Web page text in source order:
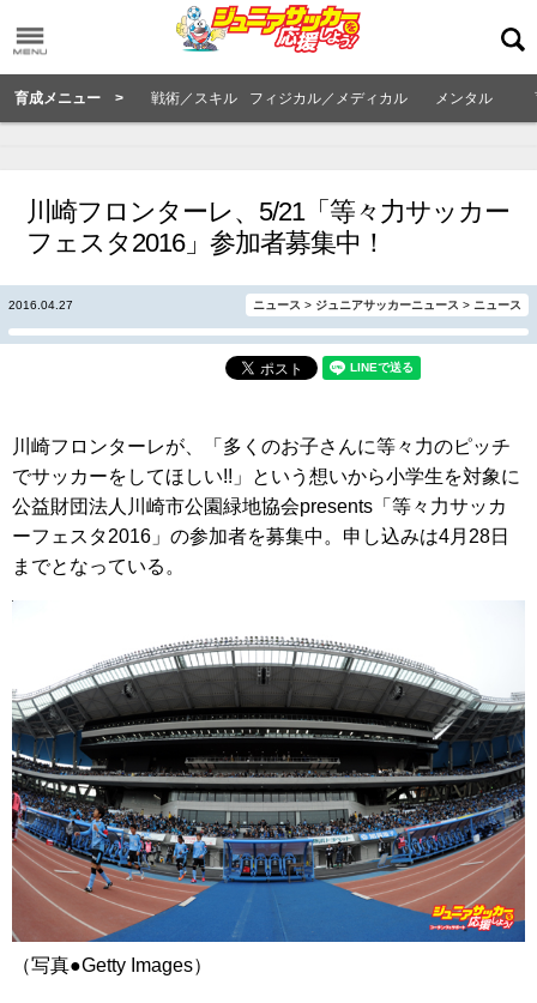
育成メニュー > 戦術／スキル フィジカル／メディカル メンタル
川崎フロンターレ、5/21「等々力サッカー
フェスタ2016」参加者募集中！
2016.04.27 ニュース > ジュニアサッカーニュース > ニュース
川崎フロンターレが、「多くのお子さんに等々力のピッチ
でサッカーをしてほしい!!」という想いから小学生を対象に
公益財団法人川崎市公園緑地協会presents「等々力サッカ
ーフェスタ2016」の参加者を募集中。申し込みは4月28日
までとなっている。
（写真●Getty Images）